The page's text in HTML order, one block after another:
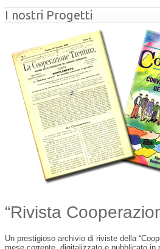
I nostri Progetti
“Rivista
Un prestigioso archivio di riviste della
mese corrente, digitalizzato e pubblicato in